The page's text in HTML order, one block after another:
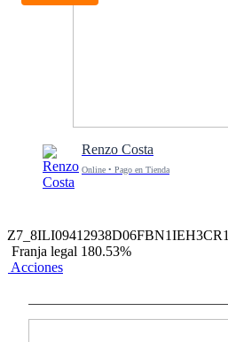
Renzo Costa
Online • Pago en Tienda
Z7_8ILI09412938D06FBN1IEH3CR1
Franja legal 180.53%
Acciones